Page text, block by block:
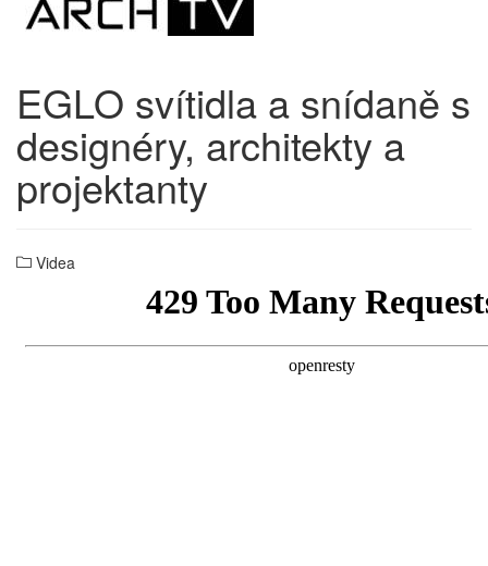
EGLO svítidla a snídaně s
designéry, architekty a
projektanty
Videa